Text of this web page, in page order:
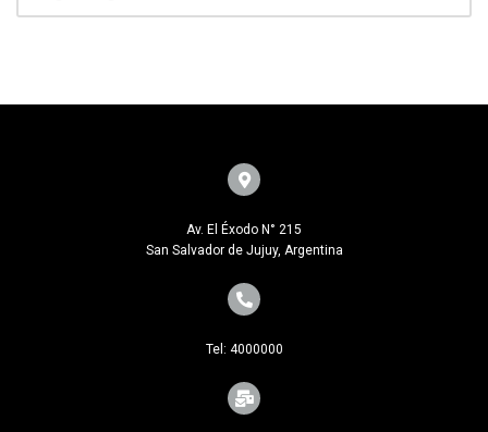
Av. El Éxodo N° 215
San Salvador de Jujuy, Argentina
Tel: 4000000